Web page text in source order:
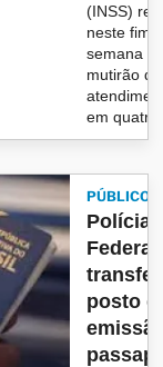
(INSS)
neste fim
semana
mutirão de
em
PÚBLICO
Polícia
Federal
posto